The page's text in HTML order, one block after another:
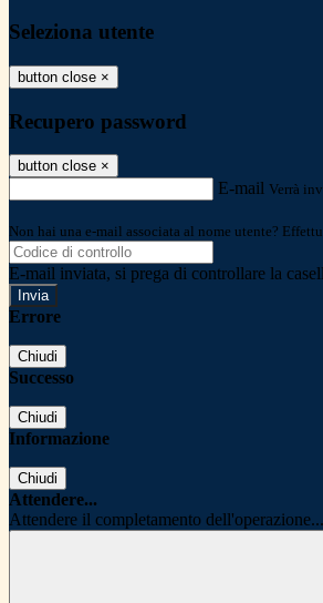
Seleziona utente
button close ×
Recupero password
button close ×
E-mail Verrà
Non hai una e-mail associata al nome utente?
E-mail inviata, si prega di controllare la
Errore
Chiudi
Successo
Chiudi
Informazione
Chiudi
Attendere...
Attendere il completamento dell'operazione...